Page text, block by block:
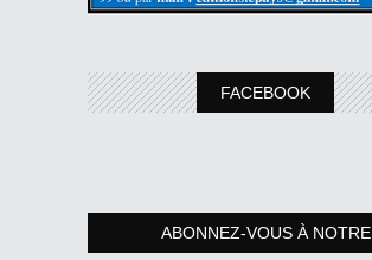
FACEBOOK
ABONNEZ-VOUS À NOTRE